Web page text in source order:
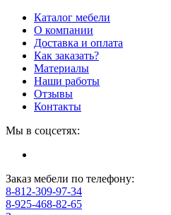
Каталог мебели
О компании
Доставка и оплата
Как заказать?
Материалы
Наши работы
Отзывы
Контакты
Мы в соцсетях:
Заказ мебели по телефону:
8-812-309-97-34
8-925-468-82-65